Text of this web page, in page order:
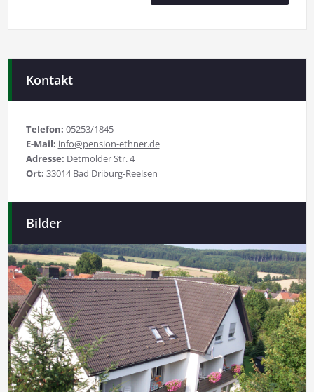
Kontakt
Telefon: 05253/1845
E-Mail: info@pension-ethner.de
Adresse: Detmolder Str. 4
Ort: 33014 Bad Driburg-Reelsen
Bilder